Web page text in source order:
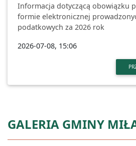
Informacja dotyczącą obowiązku
formie elektronicznej
podatkowych za 2026 rok
2026-07-08, 15:06
GALERIA GMINY